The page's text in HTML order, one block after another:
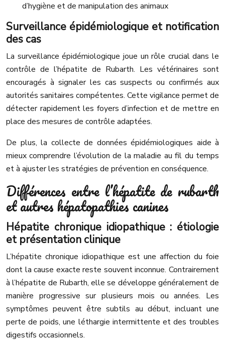
d’hygiène et de manipulation des animaux
Surveillance épidémiologique et notification
des cas
La surveillance épidémiologique joue un rôle crucial dans le
contrôle de l’hépatite de Rubarth. Les vétérinaires sont
encouragés à signaler les cas suspects ou confirmés aux
autorités sanitaires compétentes. Cette vigilance permet de
détecter rapidement les foyers d’infection et de mettre en
place des mesures de contrôle adaptées.
De plus, la collecte de données épidémiologiques aide à
mieux comprendre l’évolution de la maladie au fil du temps
et à ajuster les stratégies de prévention en conséquence.
Différences entre l’hépatite de rubarth
et autres hépatopathies canines
Hépatite chronique idiopathique : étiologie
et présentation clinique
L’hépatite chronique idiopathique est une affection du foie
dont la cause exacte reste souvent inconnue. Contrairement
à l’hépatite de Rubarth, elle se développe généralement de
manière progressive sur plusieurs mois ou années. Les
symptômes peuvent être subtils au début, incluant une
perte de poids, une léthargie intermittente et des troubles
digestifs occasionnels.